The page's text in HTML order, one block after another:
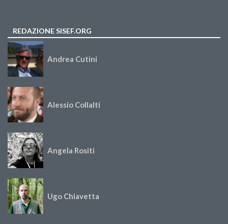
REDAZIONE SISEF.ORG
Andrea Cutini
Alessio Collalti
Angela Rositi
Ugo Chiavetta